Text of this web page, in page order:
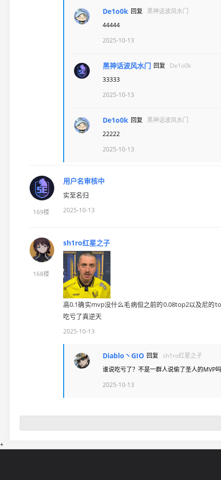
De1o0k 回复
黑神话波风水门
44444
2025-10-13
黑神话波风水门 回复
De1o0k
33333
2025-10-13
De1o0k 回复
黑神话波风水门
22222
2025-10-13
169楼
用户名审核中
实至名归
2025-10-13
168楼
sh1ro红星之子
高0.1确实mvp没什么毛病但之前的0.08top2以及尼的
吃亏了真逆天
2025-10-13
Diablo丶GIO 回复
sh1ro红星之子
谁说吃亏了？不是一群人说偷了圣人的MVP
2025-10-13
+